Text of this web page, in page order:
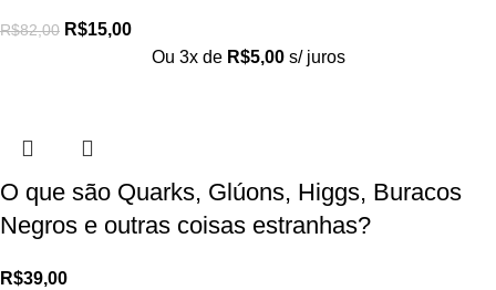
R$82,00 R$15,00
Ou 3x de R$5,00 s/ juros
O que são Quarks, Glúons, Higgs, Buracos
Negros e outras coisas estranhas?
R$39,00